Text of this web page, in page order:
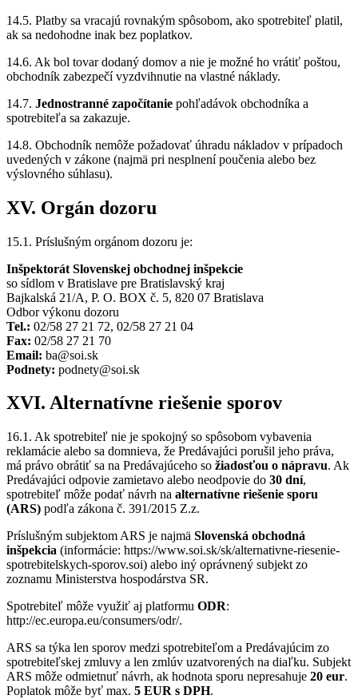
14.5. Platby sa vracajú rovnakým spôsobom, ako spotrebiteľ platil,
ak sa nedohodne inak bez poplatkov.
14.6. Ak bol tovar dodaný domov a nie je možné ho vrátiť poštou,
obchodník zabezpečí vyzdvihnutie na vlastné náklady.
14.7. Jednostranné započítanie pohľadávok obchodníka a
spotrebiteľa sa zakazuje.
14.8. Obchodník nemôže požadovať úhradu nákladov v prípadoch
uvedených v zákone (najmä pri nesplnení poučenia alebo bez
výslovného súhlasu).
XV. Orgán dozoru
15.1. Príslušným orgánom dozoru je:
Inšpektorát Slovenskej obchodnej inšpekcie
so sídlom v Bratislave pre Bratislavský kraj
Bajkalská 21/A, P. O. BOX č. 5, 820 07 Bratislava
Odbor výkonu dozoru
Tel.: 02/58 27 21 72, 02/58 27 21 04
Fax: 02/58 27 21 70
Email: ba@soi.sk
Podnety: podnety@soi.sk
XVI. Alternatívne riešenie sporov
16.1. Ak spotrebiteľ nie je spokojný so spôsobom vybavenia
reklamácie alebo sa domnieva, že Predávajúci porušil jeho práva,
má právo obrátiť sa na Predávajúceho so žiadosťou o nápravu. Ak
Predávajúci odpovie zamietavo alebo neodpovie do 30 dní,
spotrebiteľ môže podať návrh na alternatívne riešenie sporu
(ARS) podľa zákona č. 391/2015 Z.z.
Príslušným subjektom ARS je najmä Slovenská obchodná
inšpekcia (informácie: https://www.soi.sk/sk/alternativne-riesenie-
spotrebitelskych-sporov.soi) alebo iný oprávnený subjekt zo
zoznamu Ministerstva hospodárstva SR.
Spotrebiteľ môže využiť aj platformu ODR:
http://ec.europa.eu/consumers/odr/.
ARS sa týka len sporov medzi spotrebiteľom a Predávajúcim zo
spotrebiteľskej zmluvy a len zmlúv uzatvorených na diaľku. Subjekt
ARS môže odmietnuť návrh, ak hodnota sporu nepresahuje 20 eur.
Poplatok môže byť max. 5 EUR s DPH.